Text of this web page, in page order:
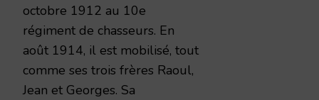
octobre 1912 au 10e
régiment de chasseurs. En
août 1914, il est mobilisé, tout
comme ses trois frères Raoul,
Jean et Georges. Sa